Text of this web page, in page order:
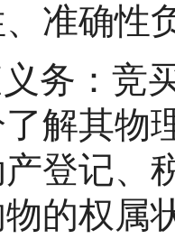
准确性
务：竞
解其物
登记、
的权属